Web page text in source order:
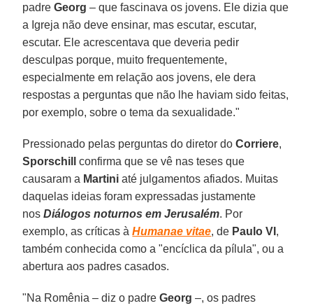
padreGeorg – que fascinava os jovens. Ele dizia que
a Igreja não deve ensinar, mas escutar, escutar,
escutar. Ele acrescentava que deveria pedir
desculpas porque, muito frequentemente,
especialmente em relação aos jovens, ele dera
respostas a perguntas que não lhe haviam sido feitas,
por exemplo, sobre o tema da sexualidade."
Pressionado pelas perguntas do diretor doCorriere,
Sporschill
confirma que se vê nas teses que
causaram a Martini até julgamentos afiados. Muitas
daquelas ideias foram expressadas justamente
nosDiálogos noturnos em Jerusalém. Por
exemplo, as críticas àHumanae vitae, de Paulo VI ,
também conhecida como a "encíclica da pílula", ou a
abertura aos padres casados.
"Na Romênia – diz o padreGeorg –, os padres